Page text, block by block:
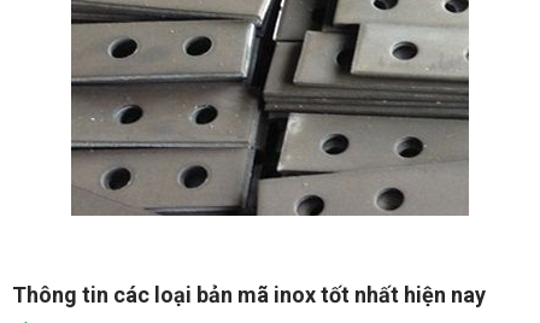
Chuyển
Thông tin các loại bản mã inox tốt nhất hiện nay